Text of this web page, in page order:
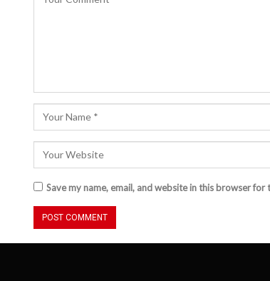
Save my name, email, and website in this browser